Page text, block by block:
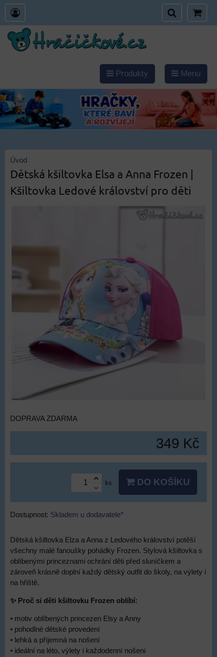
Produkty Menu
Úvod
Dětská kšiltovka Elsa a Anna Frozen |
Kšiltovka Ledové království pro děti
DOPRAVA ZDARMA
349 Kč
ks DO KOŠÍKU
Dostupnost: Skladem u dodavatele*
Dětská kšiltovka Elza a Anna z Ledového království potěší
všechny malé fanoušky pohádky Frozen. Stylová kšiltovka s
oblíbenými princeznami ochrání děti před sluníčkem a
zároveň krásně doplní každý dětský outfit do školy, na výlety i
na hřiště.
✨ Proč si děti kšiltovku Frozen oblíbí:
• motiv oblíbených princezen Elsy a Anny
• pohodlné dětské provedení
• lehká a příjemná na nošení
• ideální na léto, výlety i každodenní nošení